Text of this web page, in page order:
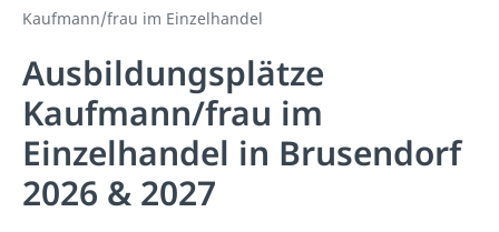
Kaufmann/frau im Einzelhandel
Ausbildungsplätze
Kaufmann/frau im
Einzelhandel in Brusendorf
2026 & 2027